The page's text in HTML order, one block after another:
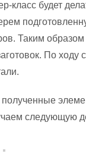
класс будет
Таким
По
следующую